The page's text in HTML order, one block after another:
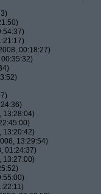
00:18:27)
13:28:04)
13:20:42)
13:29:54)
01:24:37)
13:27:00)